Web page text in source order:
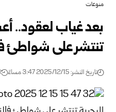
منوعات
بعد غياب لعقود..
تنتشر على شواطئ
تاريخ النشر: 2025/12/15 3:47 مساءً